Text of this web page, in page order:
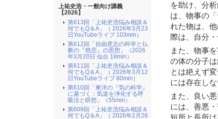
を助け、分
は、物事の
れた物は、
際は、自分
また、物事
の体の分子
とは絶えず
には存在し
また、良い
には、善悪
短所と長所
上祐史浩・一般向け講義
【2026】
第613回「上祐史浩悩み相談＆
何でもQ＆A」（ 2026年3月23
日YouTubeライブ 103min）
第612回「自由意志の科学と仏
教の『慈悲』の思想」（2026
年3月20日 仙台 18min）
第611回「上祐史浩悩み相談＆
何でもQ＆A」（ 2026年3月12
日YouTubeライブ 80min）
第610回「東洋の『気の科学』
に基づく：気道を浄化する呼
吸法と瞑想」（55min）
第609回「上祐史浩悩み相談＆
何でもQ＆A」（ 2026年2月26